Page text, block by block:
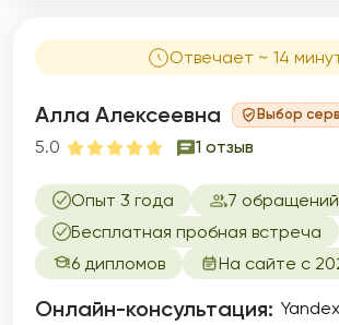
Отвечает ~ 14
Алла Алексеевна Выбор
5.0 1 отзыв
Опыт 3 года
7
Бесплатная пробная встреча
6 дипломов
На сайте с
Онлайн-консультация: